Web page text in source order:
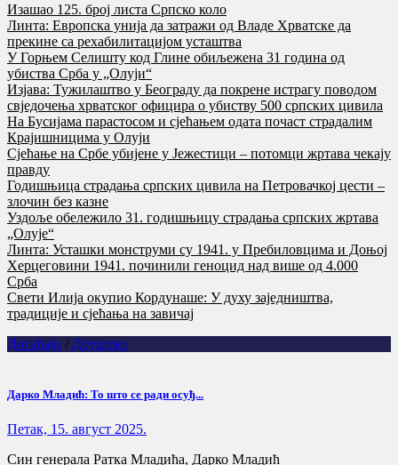
Изашао 125. број листа Српско коло
Линта: Европска унија да затражи од Владе Хрватске да
прекине са рехабилитацијом усташтва
У Горњем Селишту код Глине обиљежена 31 година од
убиства Срба у „Олуји“
Изјава: Тужилаштво у Београду да покрене истрагу поводом
свједочења хрватског официра о убиству 500 српских цивила
На Бусијама парастосом и сјећањем одата почаст страдалим
Крајишницима у Олуји
Сјећање на Србе убијене у Јежестици – потомци жртава чекају
правду
Годишњица страдања српских цивила на Петровачкој цести –
злочин без казне
Уздоље обележило 31. годишњицу страдања српских жртава
„Олује“
Линта: Усташки монструми су 1941. у Пребиловцима и Доњој
Херцеговини 1941. починили геноцид над више од 4.000
Срба
Свети Илија окупио Кордунаше: У духу заједништва,
традиције и сјећања на завичај
Догађаји / Друштво
Дарко Младић: То што се ради осуђ...
Петак, 15. август 2025.
Син генерала Ратка Младића, Дарко Младић